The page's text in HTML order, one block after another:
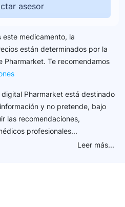
asesor
este medicamento, la
están determinados por la
Te recomendamos
Pharmarket está destinado
y no pretende, bajo
las recomendaciones,
profesionales...
Leer más...